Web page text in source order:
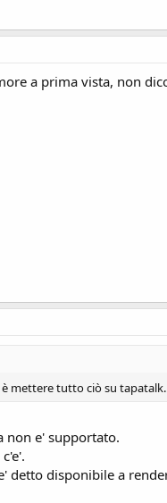
a prima vista, non
mettere tutto ciò su
non e' supportato.
detto disponibile a